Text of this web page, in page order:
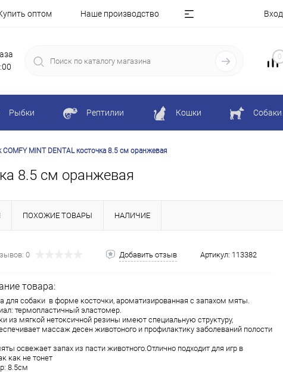
оптом Наше производство Вход
0
Рыбки Рептилии Кошки Собаки
MINT DENTAL косточка 8.5 см оранжевая
8.5 см оранжевая
ПОХОЖИЕ ТОВАРЫ НАЛИЧИЕ
0 Добавить отзыв Артикул: 113382
товара:
для собаки в форме косточки, ароматизированная с запахом мяты.
термопластичный эластомер.
из мягкой нетоксичной резины имеют специальную структуру,
массаж десен животоного и профилактику заболеваний полости
освежает запах из пасти животного.Отлично подходит для игр в
как не тонет
8.5см